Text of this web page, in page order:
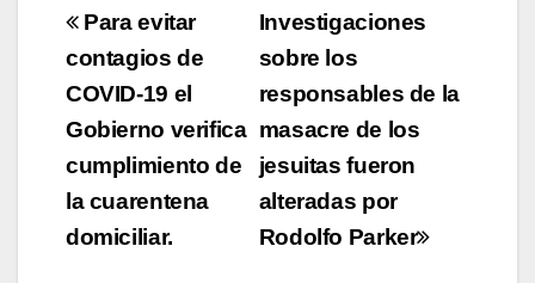
Navegación
de
entradas
Investigaciones
sobre los
responsables de la
masacre de los
jesuitas fueron
alteradas por
Rodolfo Parker
Para evitar
contagios de
COVID-19 el
Gobierno verifica
cumplimiento de
la cuarentena
domiciliar.